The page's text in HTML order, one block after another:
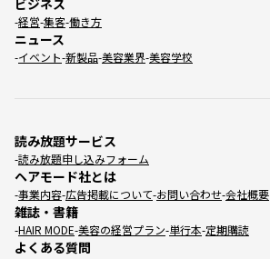
経営 集客 働き方
ニュース
イベント 新製品 美容業界 美容学校
読み放題サービス
読み放題申し込みフォーム
ヘアモード社とは
事業内容 広告掲載について お問い合わせ 会社概要
雑誌・書籍
HAIR MODE 美容の経営プラン 単行本 定期購読
よくある質問